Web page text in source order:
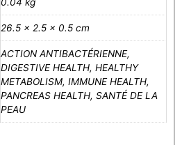
26.5 × 2.5 × 0.5 cm
ACTION ANTIBACTÉRIENNE,
DIGESTIVE HEALTH, HEALTHY
METABOLISM, IMMUNE HEALTH,
PANCREAS HEALTH, SANTÉ DE LA
PEAU